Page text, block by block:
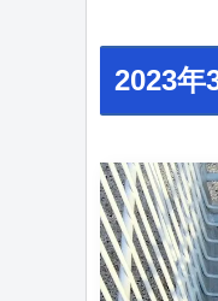
2023年